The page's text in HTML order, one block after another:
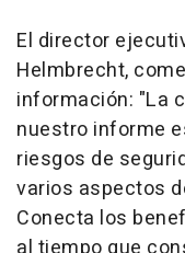
El director
Helmbrecht,
información: "La
nuestro informe
riesgos de
varios aspectos
Conecta los